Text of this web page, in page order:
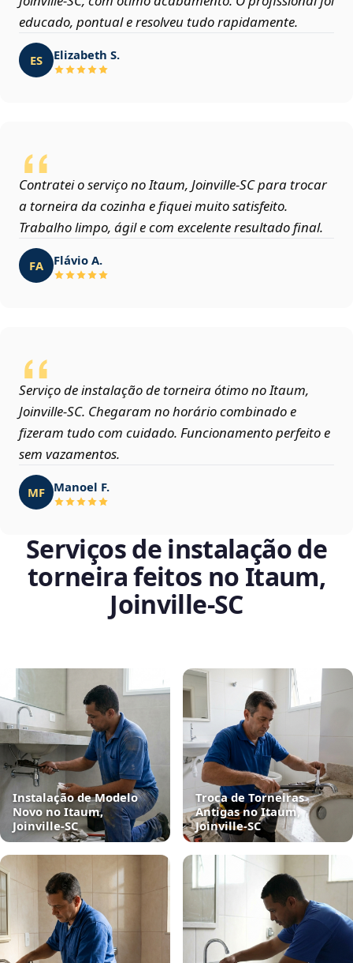
educado, pontual e resolveu tudo rapidamente.
ES Elizabeth S.
Contratei o serviço no Itaum, Joinville‑SC para trocar
a torneira da cozinha e fiquei muito satisfeito.
Trabalho limpo, ágil e com excelente resultado final.
FA Flávio A.
Serviço de instalação de torneira ótimo no Itaum,
Joinville‑SC. Chegaram no horário combinado e
fizeram tudo com cuidado. Funcionamento perfeito e
sem vazamentos.
MF Manoel F.
Serviços de instalação de
torneira feitos no Itaum,
Joinville‑SC
Instalação de Modelo
Novo no Itaum,
Joinville‑SC
Troca de Torneiras
Antigas no Itaum,
Joinville‑SC